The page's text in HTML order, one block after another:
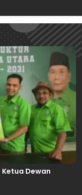
Ketua Dewan